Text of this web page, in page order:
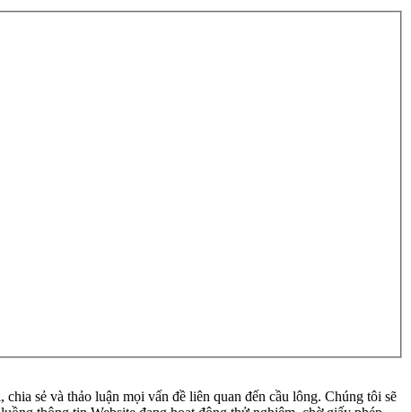
sẻ và thảo luận mọi vấn đề liên quan đến cầu lông. Chúng tôi sẽ